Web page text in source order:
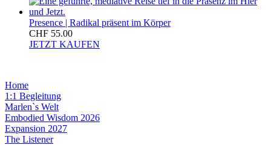
Presence | Radikal präsent im Körper
CHF 55.00
JETZT KAUFEN
Home
1:1 Begleitung
Marlen`s Welt
Embodied Wisdom 2026
Expansion 2027
The Listener